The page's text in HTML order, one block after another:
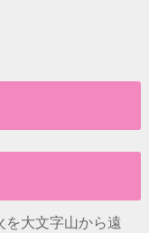
を大文字山から遠